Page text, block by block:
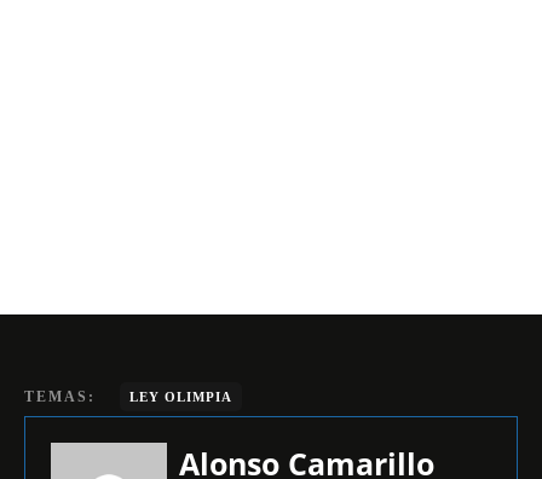
TEMAS: LEY OLIMPIA
Alonso Camarillo